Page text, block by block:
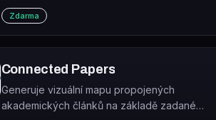
článkem pomocí jazykového modelu.
Zdarma
Connected Papers
Generuje vizuální mapu propojených
akademických článků na základě zadané